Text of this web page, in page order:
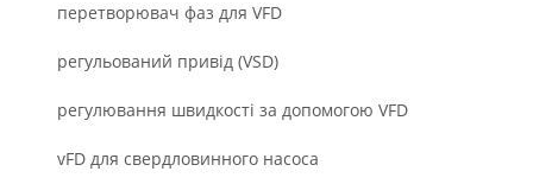
перетворювач фаз для VFD
регульований привід (VSD)
регулювання швидкості за допомогою VFD
vFD для свердловинного насоса